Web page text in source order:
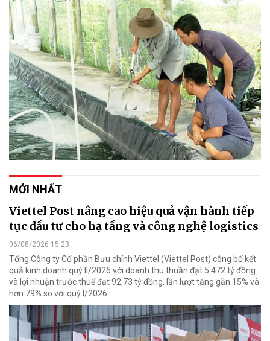
MỚI NHẤT
Viettel Post nâng cao hiệu quả vận hành tiếp
tục đầu tư cho hạ tầng và công nghệ logistics
06/08/2026 15:23
Tổng Công ty Cổ phần Bưu chính Viettel (Viettel Post) công bố kết
quả kinh doanh quý II/2026 với doanh thu thuần đạt 5.472 tỷ đồng
và lợi nhuận trước thuế đạt 92,73 tỷ đồng, lần lượt tăng gần 15% và
hơn 79% so với quý I/2026.